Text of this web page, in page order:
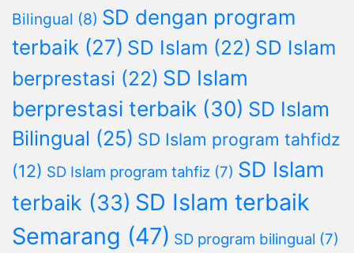
Bilingual (8) SD dengan program
terbaik (27) SD Islam (22) SD Islam
berprestasi (22) SD Islam
berprestasi terbaik (30) SD Islam
Bilingual (25) SD Islam program tahfidz
(12) SD Islam program tahfiz (7) SD Islam
terbaik (33) SD Islam terbaik
Semarang (47) SD program bilingual (7)